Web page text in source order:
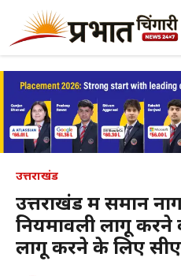
content
उत्तराखंड
उत्तराखंड में समान
नियमावली लागू
लागू करने के लिए